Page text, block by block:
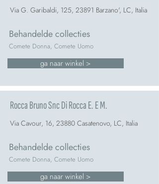
Via G. Garibaldi, 125, 23891 Barzano', LC, Italia
Behandelde collecties
Comete Donna, Comete Uomo
ga naar winkel >
Rocca Bruno Snc Di Rocca E. E M.
Via Cavour, 16, 23880 Casatenovo, LC, Italia
Behandelde collecties
Comete Donna, Comete Uomo
ga naar winkel >